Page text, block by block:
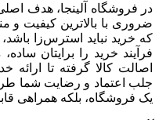
در فروشگاه آلینجا، هدف
ضروری با بالاترین کیفیت و
که خرید نباید استرس‌زا باشد،
فرآیند خرید را برایتان
اصالت کالا گرفته تا
جلب اعتماد و رضایت شما
یک فروشگاه، بلکه همراهی